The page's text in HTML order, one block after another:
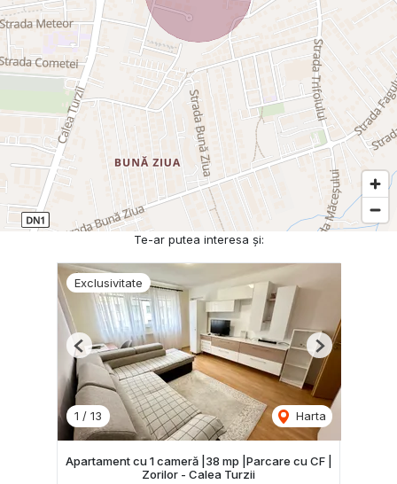
Te-ar putea interesa și:
Exclusivitate
1 / 13 Harta
Previous Next
Apartament cu 1 cameră |38 mp |Parcare cu CF |
Zorilor - Calea Turzii